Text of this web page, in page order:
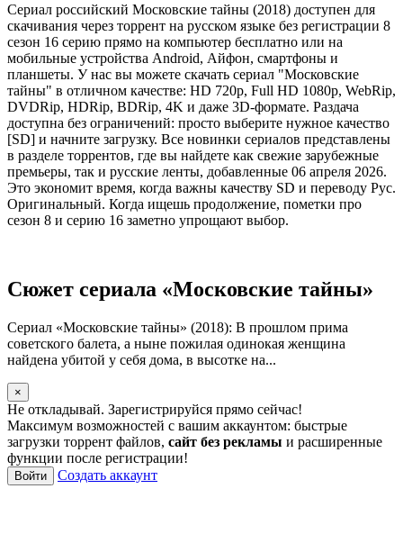
Сериал российский Московские тайны (2018) доступен для
скачивания через торрент на русском языке без регистрации 8
сезон 16 серию прямо на компьютер бесплатно или на
мобильные устройства Android, Айфон, смартфоны и
планшеты. У нас вы можете скачать сериал "Московские
тайны" в отличном качестве: HD 720p, Full HD 1080p, WebRip,
DVDRip, HDRip, BDRip, 4K и даже 3D-формате. Раздача
доступна без ограничений: просто выберите нужное качество
[SD] и начните загрузку. Все новинки сериалов представлены
в разделе торрентов, где вы найдете как свежие зарубежные
премьеры, так и русские ленты, добавленные 06 апреля 2026.
Это экономит время, когда важны качеству SD и переводу Рус.
Оригинальный. Когда ищешь продолжение, пометки про
сезон 8 и серию 16 заметно упрощают выбор.
Сюжет сериала «Московские тайны»
Сериал «Московские тайны» (2018): В прошлом прима
советского балета, а ныне пожилая одинокая женщина
найдена убитой у себя дома, в высотке на...
×
Не откладывай. Зарегистрируйся прямо сейчас!
Максимум возможностей с вашим аккаунтом: быстрые
загрузки торрент файлов, сайт без рекламы и расширенные
функции после регистрации!
Войти Создать аккаунт